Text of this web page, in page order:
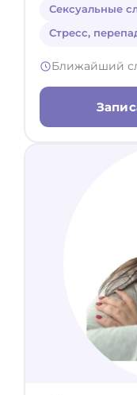
Сексуальные
Стресс,
Ближайший